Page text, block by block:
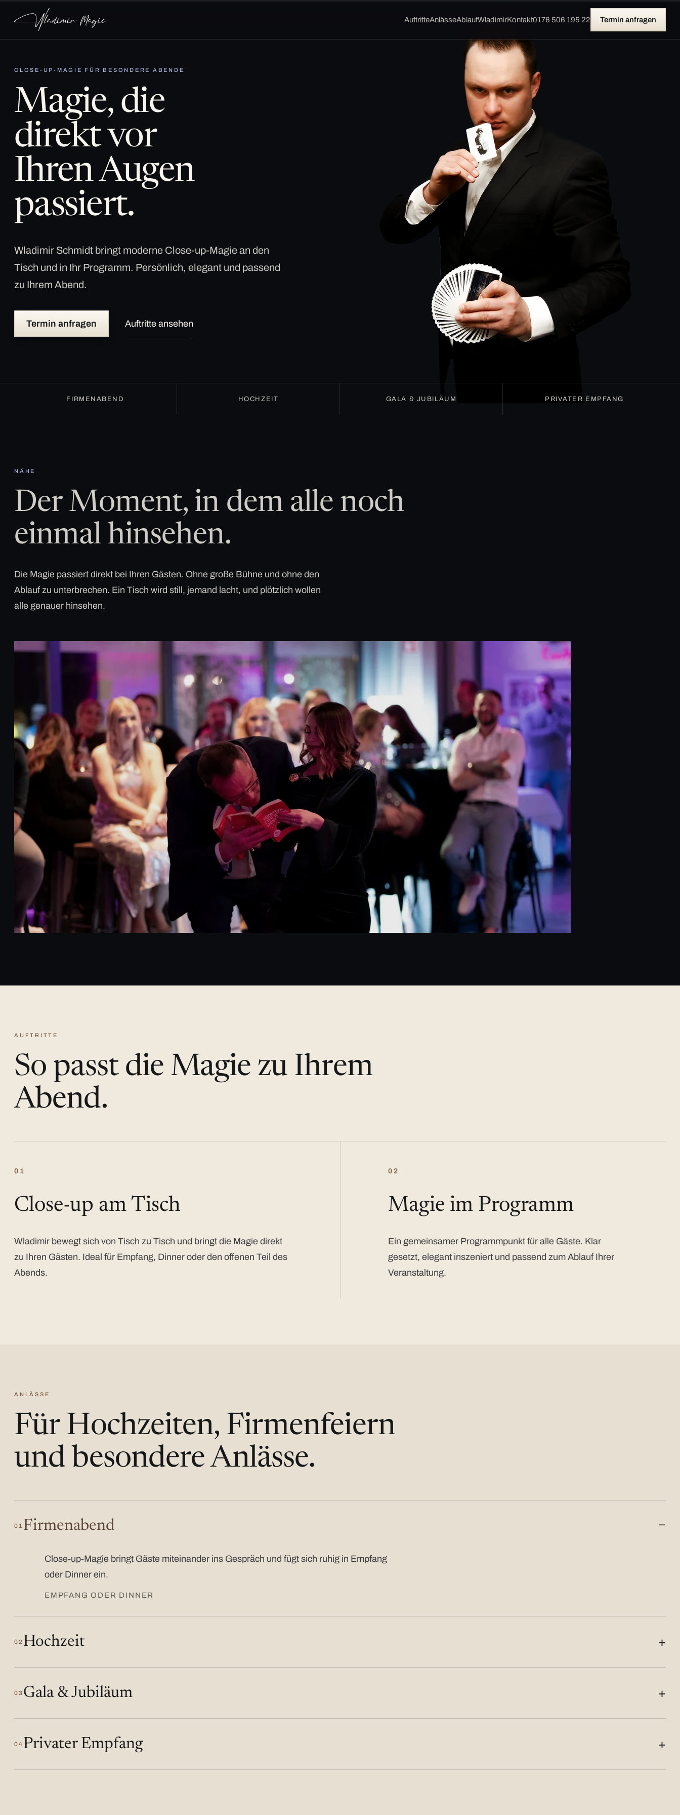
AuftritteAnlässeAblaufWladimirKontakt0176 506 195 22 Termin anfragen
CLOSE-UP-MAGIE FÜR BESONDERE ABENDE
Magie, die
direkt vor
Ihren Augen
passiert.
Wladimir Schmidt bringt moderne Close-up-Magie an den
Tisch und in Ihr Programm. Persönlich, elegant und passend
zu Ihrem Abend.
Termin anfragen Auftritte ansehen
FIRMENABEND HOCHZEIT GALA & JUBILÄUM PRIVATER EMPFANG
NÄHE
Der Moment, in dem alle noch
einmal hinsehen.
Die Magie passiert direkt bei Ihren Gästen. Ohne große Bühne und ohne den
Ablauf zu unterbrechen. Ein Tisch wird still, jemand lacht, und plötzlich wollen
alle genauer hinsehen.
AUFTRITTE
So passt die Magie zu Ihrem
Abend.
01
Close-up am Tisch
Wladimir bewegt sich von Tisch zu Tisch und bringt die Magie direkt
zu Ihren Gästen. Ideal für Empfang, Dinner oder den offenen Teil des
Abends.
02
Magie im Programm
Ein gemeinsamer Programmpunkt für alle Gäste. Klar
gesetzt, elegant inszeniert und passend zum Ablauf Ihrer
Veranstaltung.
ANLÄSSE
Für Hochzeiten, Firmenfeiern
und besondere Anlässe.
01 Firmenabend
Close-up-Magie bringt Gäste miteinander ins Gespräch und fügt sich ruhig in Empfang
oder Dinner ein.
EMPFANG ODER DINNER
02 Hochzeit
03 Gala & Jubiläum
04 Privater Empfang